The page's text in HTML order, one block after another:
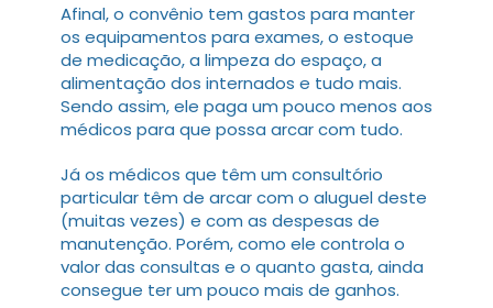
Afinal, o convênio tem gastos para manter
os equipamentos para exames, o estoque
de medicação, a limpeza do espaço, a
alimentação dos internados e tudo mais.
Sendo assim, ele paga um pouco menos aos
médicos para que possa arcar com tudo.
Já os médicos que têm um consultório
particular têm de arcar com o aluguel deste
(muitas vezes) e com as despesas de
manutenção. Porém, como ele controla o
valor das consultas e o quanto gasta, ainda
consegue ter um pouco mais de ganhos.